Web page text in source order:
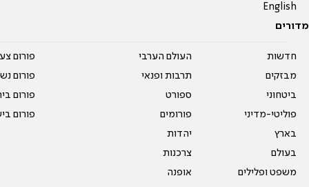
English
מדורים
חדשות
מבזקים
ביטחוני
פוליטי-מדיני
בארץ
בעולם
משפט ופלילים
העולם הערבי
תרבות ופנאי
ספורט
פורומים
יהדות
צרכנות
אופנה
פורום
פורום
פורום
פורום